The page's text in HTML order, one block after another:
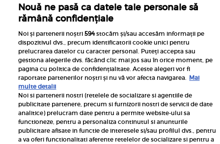
Inscrie-te la newsletterul UNICA
Nouă ne pasă ca datele tale personale să
rămână confidențiale
Noi și partenerii noștri594stocăm și/sau accesăm informații pe
dispozitivul dvs., precum identificatorii cookie unici pentru
prelucrarea datelor cu caracter personal. Puteți accepta sau
gestiona alegerile dvs. făcând clic mai jos sau în orice moment, pe
pagina cu politica de confidențialitate. Aceste alegeri vor fi
raportate partenerilor noștri și nu vă vor afecta navigarea. Mai
multe detalii
Noi si partenerii nostri (retelele de socializare si agentiile de
publicitate partenere, precum si furnizorii nostri de servicii de date
analitice) prelucram date pentru a permite website-ului sa
functioneze, pentru a personaliza continutul si anunturile
publicitare afisate in functie de interesele si/sau profilul dvs., pentru
a va oferi functionalitati aferente retelelor de socializare si pentru a